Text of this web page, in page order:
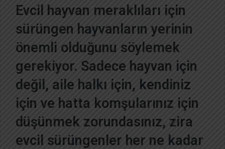
t
a
g
ö
d
e
r
m
k
Evcil hayvan meraklıları için
sürüngen hayvanların yerinin
önemli olduğunu söylemek
gerekiyor. Sadece hayvan için
değil, aile halkı için, kendiniz
için ve hatta komşularınız için
düşünmek zorundasınız, zira
evcil sürüngenler her ne kadar